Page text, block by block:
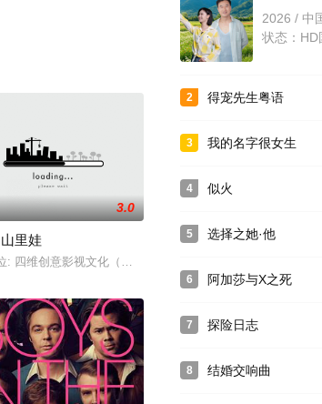
才华的
做为给地主家冲喜的工具，被花轿抬进豪门的，
3.0
里娃
: 四维创意影视文化（北京）有限哥哥袁建和弟弟袁筑性格截
2026 / 中
状态：HD
2 得宠先生粤语
3 我的名字很女生
4 似火
5 选择之她·他
6 阿加莎与X之死
7 探险日志
8 结婚交响曲